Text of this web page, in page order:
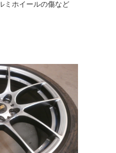
ミホイールの傷など